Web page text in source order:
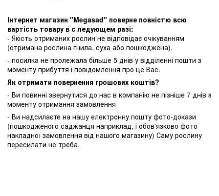
Інтернет магазин "Megasad" поверне повністю всю
вартість товару в с ледующем разі:
- Якість отриманих рослин не відповідає очікуванням
(отримана рослина гнила, суха або пошкоджена).
- посилка не пролежала більше 5 днів у відділенні пошти з
моменту прибуття і повідомлення про це Вас.
Як отримати повернення грошових коштів?
- Ви повинні звернутися до нас в компанію не пізніше 7 днів з
моменту отримання замовлення
- Ви надсилаєте на нашу електронну пошту фото-докази
(пошкодженого саджанця наприклад, і обов'язково фото
накладної замовлення від нашого магазину) Саму рослину
пересилати не треба.